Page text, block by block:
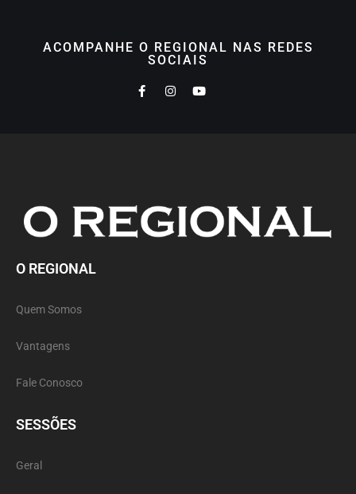
ACOMPANHE O REGIONAL NAS REDES
SOCIAIS
O REGIONAL
Quem Somos
Vantagens
Fale Conosco
SESSÕES
Geral